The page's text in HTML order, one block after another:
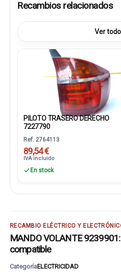
Recambios relacionados
Ver
PILOTO TRASERO DERECHO
7227790
Ref. 2764113
89,54 €
IVA incluido
En stock
RECAMBIO ELÉCTRICO Y
MANDO VOLANTE
compatible
CategoríaELECTRICIDAD